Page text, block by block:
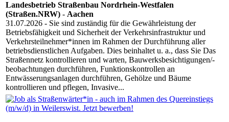
Landesbetrieb Straßenbau Nordrhein-Westfalen
(Straßen.NRW) - Aachen
31.07.2026 - Sie sind zuständig für die Gewährleistung der
Betriebsfähigkeit und Sicherheit der Verkehrsinfrastruktur und
Verkehrsteilnehmer*innen im Rahmen der Durchführung aller
betriebsdienstlichen Aufgaben. Dies beinhaltet u. a., dass Sie Das
Straßennetz kontrollieren und warten, Bauwerksbesichtigungen/-
beobachtungen durchführen, Funktionskontrollen an
Entwässerungsanlagen durchführen, Gehölze und Bäume
kontrollieren und pflegen, Invasive...